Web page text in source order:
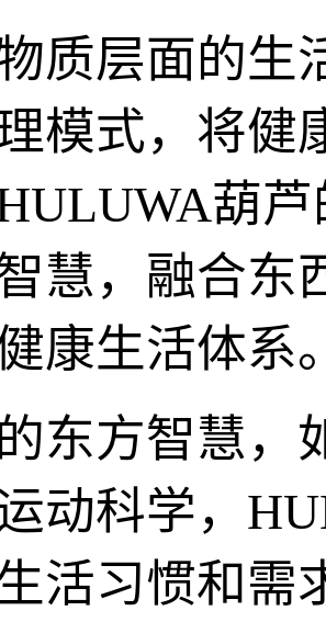
质层面的生
模式，将健
葫
慧，融合东
康生活体系
东方智慧，
动科学，
活习惯和需